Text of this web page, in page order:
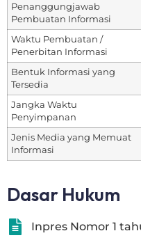
Penanggungjawab
Pembuatan Informasi
Waktu Pembuatan /
Penerbitan Informasi
Bentuk Informasi yang
Tersedia
Jangka Waktu
Penyimpanan
Jenis Media yang Memuat
Informasi
Dasar Hukum
Inpres Nomor 1